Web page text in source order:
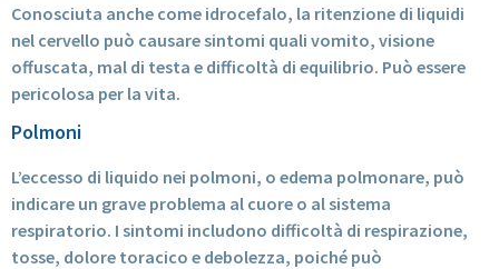
Conosciuta anche come idrocefalo, la ritenzione di liquidi
nel cervello può causare sintomi quali vomito, visione
offuscata, mal di testa e difficoltà di equilibrio. Può essere
pericolosa per la vita.
Polmoni
L’eccesso di liquido nei polmoni, o edema polmonare, può
indicare un grave problema al cuore o al sistema
respiratorio. I sintomi includono difficoltà di respirazione,
tosse, dolore toracico e debolezza, poiché può